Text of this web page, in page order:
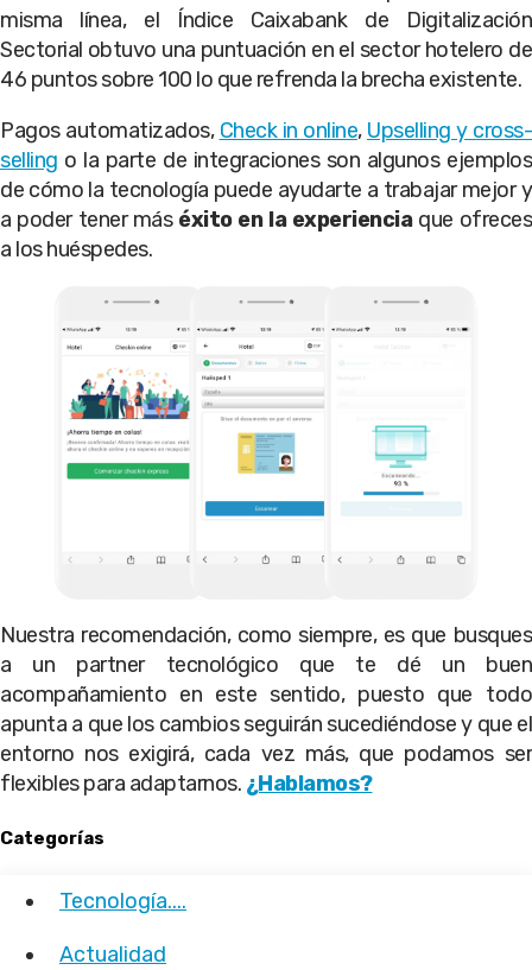
misma línea, el Índice Caixabank de Digitalización
Sectorial obtuvo una puntuación en el sector hotelero de
46 puntos sobre 100 lo que refrenda la brecha existente.
Pagos automatizados, Check in online, Upselling y cross-
selling o la parte de integraciones son algunos ejemplos
de cómo la tecnología puede ayudarte a trabajar mejor y
a poder tener más éxito en la experienciaque ofreces
a los huéspedes.
Nuestra recomendación, como siempre, es que busques
a un partner tecnológico que te dé un buen
acompañamiento en este sentido, puesto que todo
apunta a que los cambios seguirán sucediéndose y que el
entorno nos exigirá, cada vez más, que podamos ser
flexibles para adaptarnos. ¿Hablamos?
Categorías
Tecnología....
Actualidad